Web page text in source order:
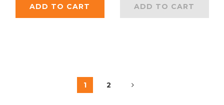
ADD TO CART ADD TO CART
1 2